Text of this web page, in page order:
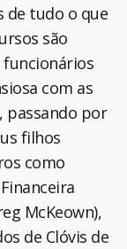
de tudo o que
são
funcionários
com as
passando por
filhos
como
McKeown),
de Clóvis de